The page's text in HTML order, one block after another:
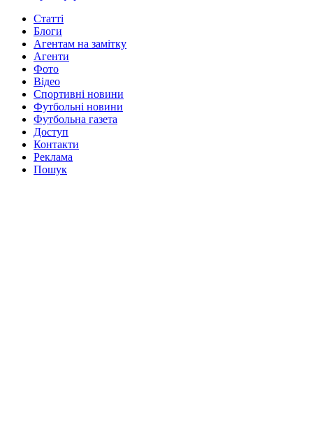
Статті
Блоги
Агентам на замітку
Агенти
Фото
Відео
Спортивні новини
Футбольні новини
Футбольна газета
Доступ
Контакти
Реклама
Пошук